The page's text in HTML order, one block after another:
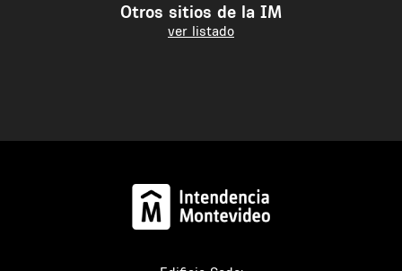
Otros sitios de la IM
ver listado